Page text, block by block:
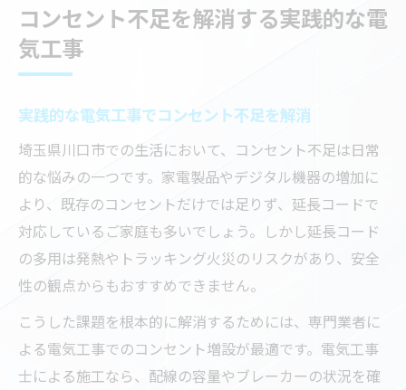
コンセント不足を解消する実践的な電
気工事
実践的な電気工事でコンセント不足を解消
埼玉県川口市での生活において、コンセント不足は日常
的な悩みの一つです。家電製品やデジタル機器の増加に
より、既存のコンセントだけでは足りず、延長コードで
対応しているご家庭も多いでしょう。しかし延長コード
の多用は発熱やトラッキング火災のリスクがあり、安全
性の観点からもおすすめできません。
こうした課題を根本的に解消するためには、専門業者に
よる電気工事でのコンセント増設が最適です。電気工事
士による施工なら、配線の容量やブレーカーの状況を確